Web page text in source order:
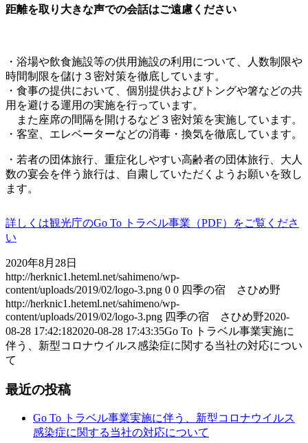
距離を取り大きな声での会話はご遠慮ください
・浴場や飲食施設等の供用施設の利用について、
人数制限や
時間制限を儲け３密対策を徹底しています。
・食事の提供において、 個別提供およびトングや箸などの共
用を避ける運用の実施を行っています。
また座席の間隔を開けるなど３密対策を実施しています。
・客室、エレベーターなどの消毒・換気を徹底しています。
・若者の団体旅行、重症化しやすい高齢者の団体旅行、 大人
数の宴会を伴う旅行は、自粛していただくようお願いを致し
ます。
詳しくは観光庁のGo To トラベル事業（PDF）をご覧くださ
い
2020年8月28日
http://herknic1.heteml.net/sahimeno/wp-
content/uploads/2019/02/logo-3.png 0 0 四季の宿 さひめ野
http://herknic1.heteml.net/sahimeno/wp-
content/uploads/2019/02/logo-3.png 四季の宿 さひめ野2020-
08-28 17:42:182020-08-28 17:43:35Go To トラベル事業実施に
伴う、新型コロナウイルス感染症に関する当社の対応につい
て
最近の投稿
Go To トラベル事業実施に伴う、新型コロナウイルス
感染症に関する当社の対応について